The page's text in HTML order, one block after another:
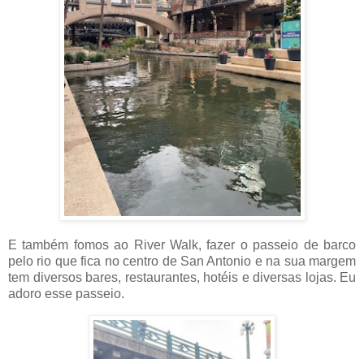
E também fomos ao River Walk, fazer o passeio de barco
pelo rio que fica no centro de San Antonio e na sua margem
tem diversos bares, restaurantes, hotéis e diversas lojas. Eu
adoro esse passeio.